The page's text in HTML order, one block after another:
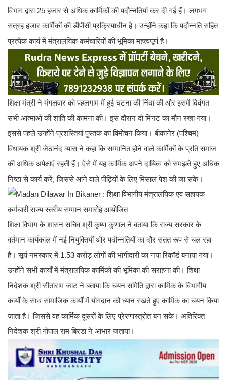
विभाग द्वारा 25 हजार से अधिक कार्मिकों की पदौन्नतियां कर दी गई हैं। लगभग
सत्रह हजार कार्मिकों की डीपीसी प्रक्रियाधीन है। उन्होंने कहा कि पदौन्नति सहित
प्रत्येक कार्य में मंत्रालयिक कर्मचारियों की भूमिका महत्वपूर्ण है।
शिक्षा मंत्री ने मंगलवार को पहलगाम में हुई घटना की निंदा की और इसमें दिवंगत
सभी आत्माओं की शांति की कामना की। इस दौरान दो मिनट का मौन रखा गया।
इससे पहले उन्होंने प्रशस्तियां पुस्तक का विमोचन किया। बीकानेर (पश्चिम)
विधायक श्री जेठानंद व्यास ने कहा कि सम्मानित होने वाले कार्मिकों के प्रति समाज
की अधिक अपेक्षाएं रहती हैं। ऐसे में यह कार्मिक अपने दायित्व को समझते हुए अधिक
निष्ठा से कार्य करें, जिससे आने वाले पीढ़ियों के लिए मिसाल पेश की जा सके।
शिक्षा विभाग के शासन सचिव श्री कृष्ण कुणाल ने बताया कि राज्य सरकार के
वर्तमान कार्यकाल में नई नियुक्तियों और पदौन्नतियों का दौर सतत रूप से चल रहा
है। सूर्य नमस्कार में 1.53 करोड़ लोगों की भागीदारी का नया रिकॉर्ड बनाया गया।
उन्होंने सभी कार्योंं में मंत्रालयिक कार्मिकों की भूमिका की सराहना की। शिक्षा
निदेशक श्री सीताराम जाट ने बताया कि चयन समिति द्वारा कार्मिक के विभागीय
कार्यों के साथ सामाजिक कार्यों में योगदान को ध्यान रखते हुए कार्मिक का चयन किया
जाता है। जिससे वह कार्मिक दूसरों के लिए प्रेरणास्त्रोत बन सके। अतिरिक्त
निदेशक श्री गोपाल राम बिरडा ने आभार जताया।